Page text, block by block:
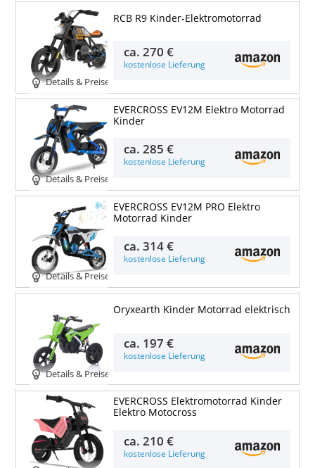
Details & Preise
RCB R9 Kinder-Elektromotorrad
ca.270 €
kostenlose Lieferung
Details & Preise
EVERCROSS EV12M Elektro Motorrad
Kinder
ca.285 €
kostenlose Lieferung
Details & Preise
EVERCROSS EV12M PRO Elektro
Motorrad Kinder
ca.314 €
kostenlose Lieferung
Details & Preise
Oryxearth Kinder Motorrad elektrisch
ca. 197 €
kostenlose Lieferung
EVERCROSS Elektromotorrad Kinder
Elektro Motocross
ca.210 €
kostenlose Lieferung